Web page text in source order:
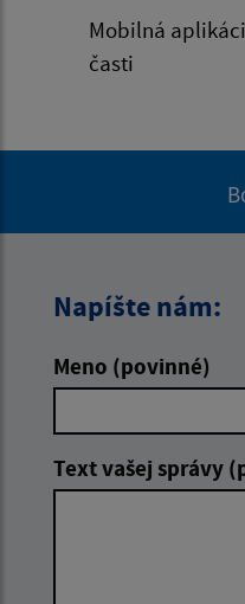
Mobilná
časti
Napíšte nám:
Meno (povinné)
Text vašej správy